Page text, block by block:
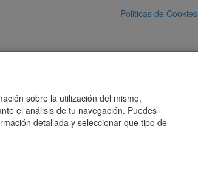
Politicas de Cookies
sobre la utilización del mismo,
el análisis de tu navegación. Puedes
detallada y seleccionar que tipo de